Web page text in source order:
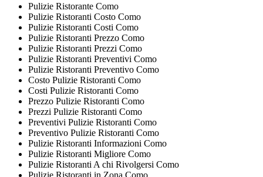
Pulizie Ristorante Como
Pulizie Ristoranti Costo Como
Pulizie Ristoranti Costi Como
Pulizie Ristoranti Prezzo Como
Pulizie Ristoranti Prezzi Como
Pulizie Ristoranti Preventivi Como
Pulizie Ristoranti Preventivo Como
Costo Pulizie Ristoranti Como
Costi Pulizie Ristoranti Como
Prezzo Pulizie Ristoranti Como
Prezzi Pulizie Ristoranti Como
Preventivi Pulizie Ristoranti Como
Preventivo Pulizie Ristoranti Como
Pulizie Ristoranti Informazioni Como
Pulizie Ristoranti Migliore Como
Pulizie Ristoranti A chi Rivolgersi Como
Pulizie Ristoranti in Zona Como